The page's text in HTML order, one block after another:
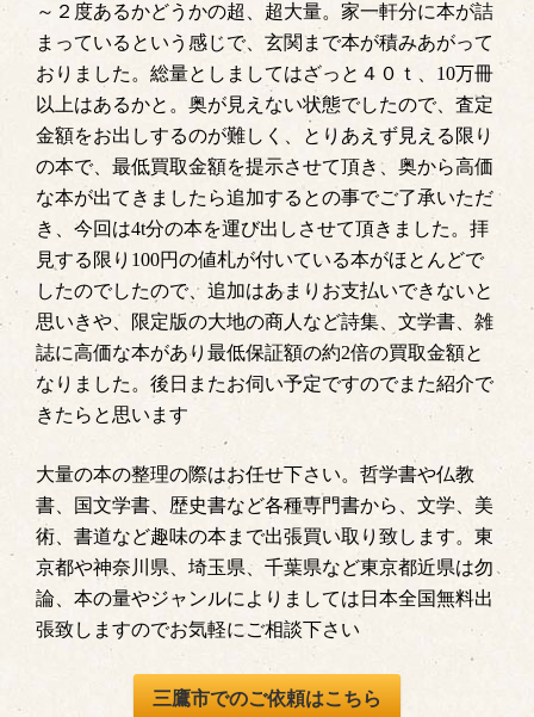
～２度あるかどうかの超、超大量。家一軒分に本が詰
まっているという感じで、玄関まで本が積みあがって
おりました。総量としましてはざっと４０ｔ、10万冊
以上はあるかと。奥が見えない状態でしたので、査定
金額をお出しするのが難しく、とりあえず見える限り
の本で、最低買取金額を提示させて頂き、奥から高価
な本が出てきましたら追加するとの事でご了承いただ
き、今回は4t分の本を運び出しさせて頂きました。拝
見する限り100円の値札が付いている本がほとんどで
したのでしたので、追加はあまりお支払いできないと
思いきや、限定版の大地の商人など詩集、文学書、雑
誌に高価な本があり最低保証額の約2倍の買取金額と
なりました。後日またお伺い予定ですのでまた紹介で
きたらと思います
大量の本の整理の際はお任せ下さい。哲学書や仏教
書、国文学書、歴史書など各種専門書から、文学、美
術、書道など趣味の本まで出張買い取り致します。東
京都や神奈川県、埼玉県、千葉県など東京都近県は勿
論、本の量やジャンルによりましては日本全国無料出
張致しますのでお気軽にご相談下さい
三鷹市でのご依頼はこちら